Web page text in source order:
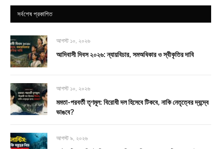
সর্বশেষ প্রকাশিত
আগস্ট ১০, ২০২৬
আদিবাসী দিবস ২০২৬: ন্যায়বিচার, সমঅধিকার ও স্বীকৃতির দাবি
আগস্ট ১০, ২০২৬
মমতা-পরবর্তী তৃণমূল: বিরোধী দল হিসেবে টিকবে, নাকি নেতৃত্বের দ্বন্দ্বে
ভাঙবে?
আগস্ট ৯, ২০২৬